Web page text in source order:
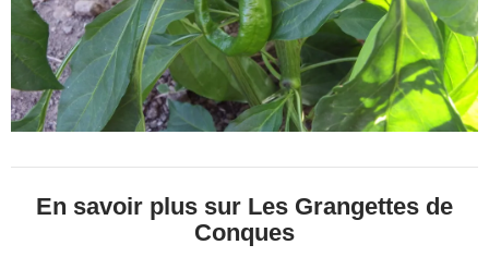
En savoir plus sur Les Grangettes de
Conques